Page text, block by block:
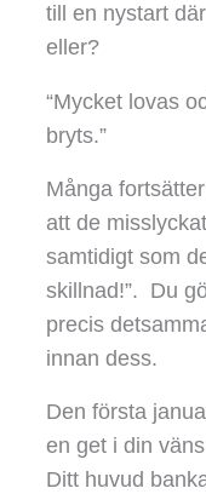
till en nystart
eller?
“Mycket lovas
bryts.”
Många
att de
samtidigt som
skillnad!”. Du
precis
innan dess.
Den första
en get i din
Ditt huvud